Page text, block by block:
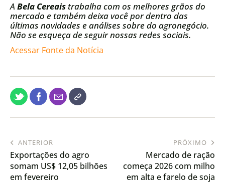
A Bela Cereais trabalha com os melhores grãos do
mercado e também deixa você por dentro das
últimas novidades e análises sobre do agronegócio.
Não se esqueça de seguir nossas redes sociais.
Acessar Fonte da Notícia
ANTERIOR
Exportações do agro
somam US$ 12,05 bilhões
em fevereiro
PRÓXIMO
Mercado de ração
começa 2026 com milho
em alta e farelo de soja